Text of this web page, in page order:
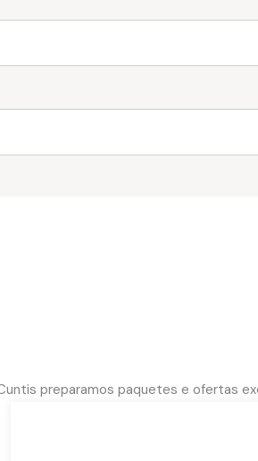
preparamos paquetes e ofertas